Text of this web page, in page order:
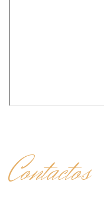
Contactos